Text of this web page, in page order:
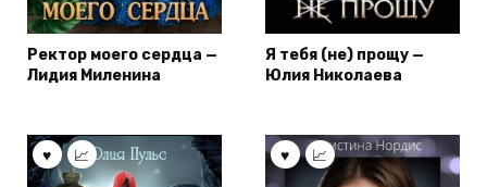
Ректор моего сердца —
Лидия Миленина
Я тебя (не) прощу —
Юлия Николаева